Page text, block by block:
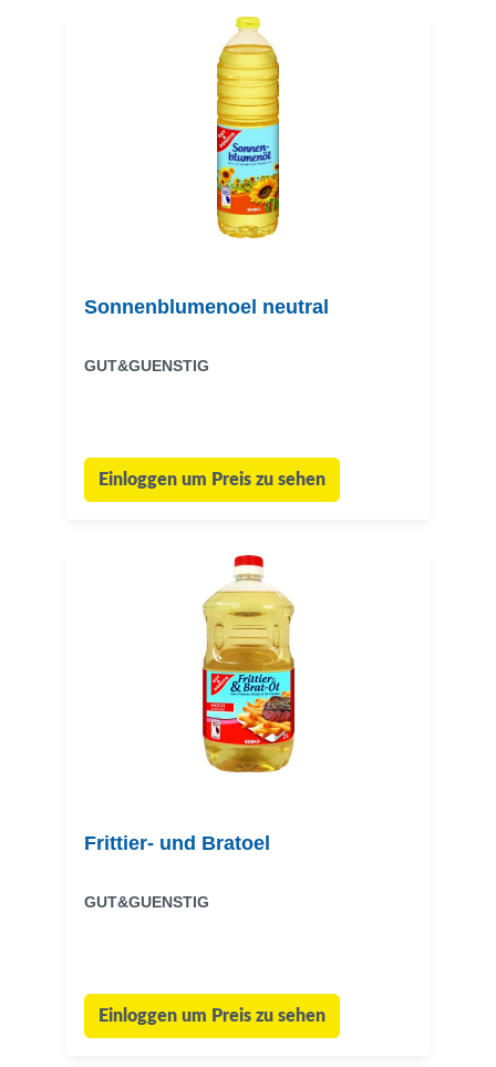
Sonnenblumenoel neutral
GUT&GUENSTIG
Einloggen um Preis zu sehen
Frittier- und Bratoel
GUT&GUENSTIG
Einloggen um Preis zu sehen